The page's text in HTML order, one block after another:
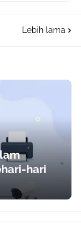
Lebih lama
hari